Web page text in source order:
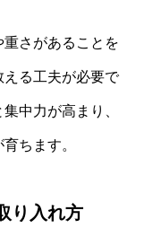
さがあることを
る工夫が必要で
中力が高まり、
ちます。
り入れ方